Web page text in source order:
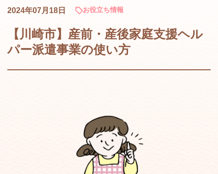
2024年07月18日 お役立ち情報
【川崎市】産前・産後家庭支援ヘル
パー派遣事業の使い方